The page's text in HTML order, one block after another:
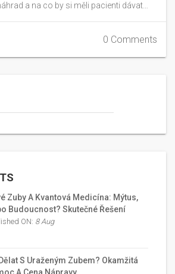
a na co by si měli pacienti dávat
0 Comments
Zuby A Kvantová Medicína: Mýtus,
Budoucnost? Skutečné Řešení
ON: 8 Aug
S Uraženým Zubem? Okamžitá